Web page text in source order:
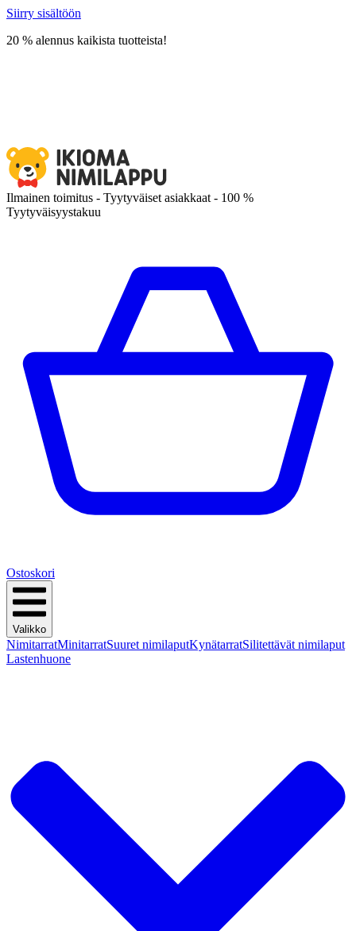
Siirry sisältöön
20 % alennus kaikista tuotteista!
Ilmainen toimitus - Tyytyväiset asiakkaat - 100 %
Tyytyväisyystakuu
Ostoskori
Valikko
NimitarratMinitarratSuuret nimilaputKynätarratSilitettävät nimilaput
Lastenhuone